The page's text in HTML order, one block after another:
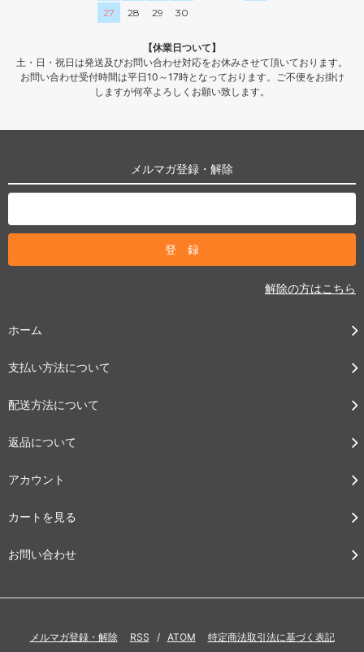
27
28 29 30
【休業日ついて】
土・日・祝日は発送及びお問い合わせ対応をお休みさせて頂いております。
お問い合わせ受付時間は平日10～17時となっております。ご不便をお掛け
しますが何卒よろしくお願い致します。
メルマガ登録・解除
解除の方はこちら
ホーム
支払い方法について
配送方法について
返品について
アカウント
カートを見る
お問い合わせ
メルマガ登録・解除 RSS / ATOM 特定商法取引法に基づく表記